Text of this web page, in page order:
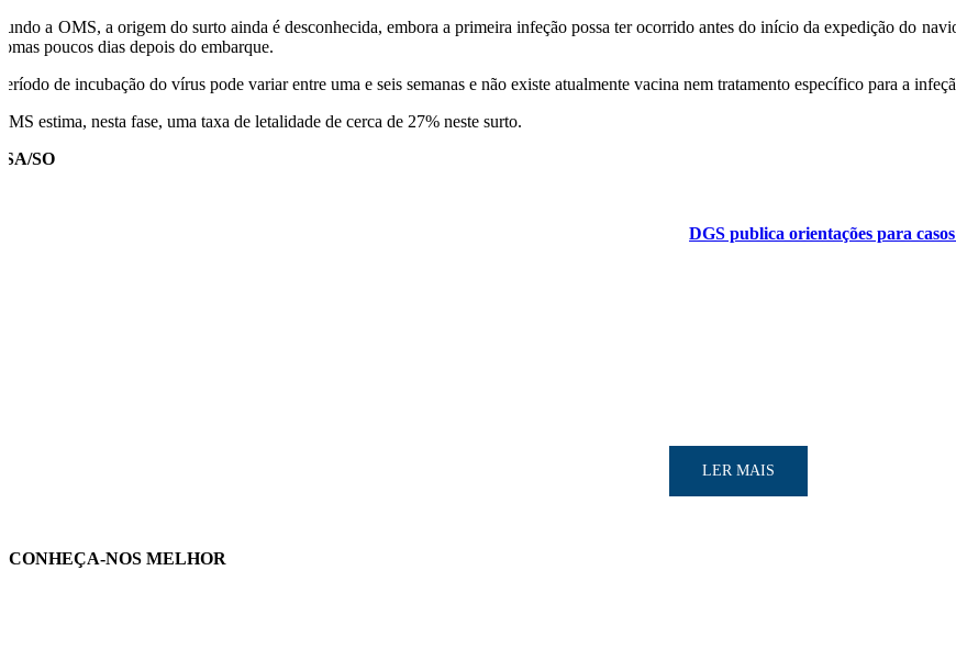
a OMS, a origem do surto ainda é desconhecida, embora a primeira infeção possa ter ocorrido antes do início da expedição do
poucos dias depois do embarque.
de incubação do vírus pode variar entre uma e seis semanas e não existe atualmente vacina nem tratamento específico para a
estima, nesta fase, uma taxa de letalidade de cerca de 27% neste surto.
SO
DGS publica orientações para
LER MAIS
CONHEÇA-NOS MELHOR